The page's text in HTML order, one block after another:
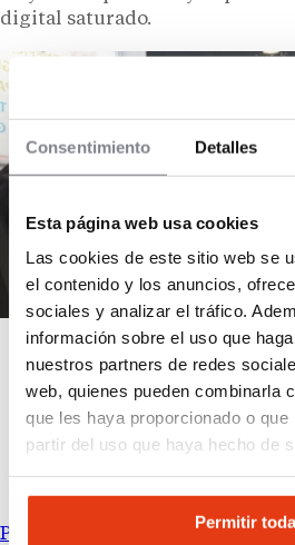
Consentimiento Detalles
Esta página web usa cookies
Las cookies de este sitio web se
el contenido y los anuncios,
sociales y analizar el tráfico.
información sobre el uso que
nuestros partners de redes
web, quienes pueden combinarla
que les haya proporcionado o que
partir del uso que haya hecho de
Permitir
digital saturado.
PUNTO AHORRO